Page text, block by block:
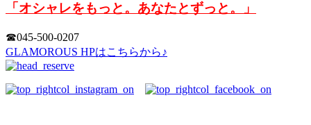
「オシャレをもっと。あなたとずっと。」
☎︎045-500-0207
GLAMOROUS HPはこちらから♪